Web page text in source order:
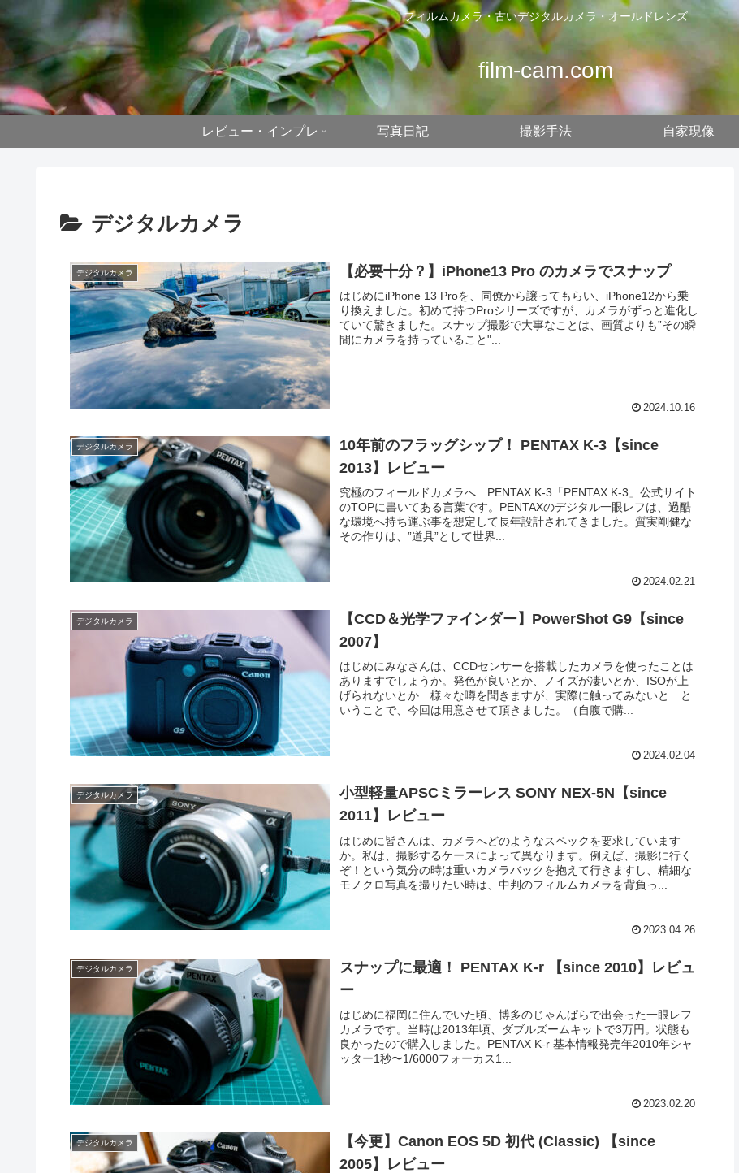
フィルムカメラ・古いデジタルカメラ・オールドレンズ
film-cam.com
レビュー・インプレ 写真日記 撮影手法 自家現像
デジタルカメラ
デジタルカメラ 【必要十分？】iPhone13 Pro のカメラでスナップ
はじめにiPhone 13 Proを、同僚から譲ってもらい、iPhone12から乗
り換えました。初めて持つProシリーズですが、カメラがずっと進化し
ていて驚きました。スナップ撮影で大事なことは、画質よりも”その瞬
間にカメラを持っていること"...
2024.10.16
デジタルカメラ
10年前のフラッグシップ！ PENTAX K-3【since
2013】レビュー
究極のフィールドカメラへ…PENTAX K-3「PENTAX K-3」公式サイト
のTOPに書いてある言葉です。PENTAXのデジタル一眼レフは、過酷
な環境へ持ち運ぶ事を想定して長年設計されてきました。質実剛健な
その作りは、”道具”として世界...
2024.02.21
デジタルカメラ
【CCD＆光学ファインダー】PowerShot G9【since
2007】
はじめにみなさんは、CCDセンサーを搭載したカメラを使ったことは
ありますでしょうか。発色が良いとか、ノイズが凄いとか、ISOが上
げられないとか…様々な噂を聞きますが、実際に触ってみないと…と
いうことで、今回は用意させて頂きました。（自腹で購...
2024.02.04
デジタルカメラ
小型軽量APSCミラーレス SONY NEX-5N【since
2011】レビュー
はじめに皆さんは、カメラへどのようなスペックを要求しています
か。私は、撮影するケースによって異なります。例えば、撮影に行く
ぞ！という気分の時は重いカメラバックを抱えて行きますし、精細な
モノクロ写真を撮りたい時は、中判のフィルムカメラを背負っ...
2023.04.26
デジタルカメラ
スナップに最適！ PENTAX K-r 【since 2010】レビュ
ー
はじめに福岡に住んでいた頃、博多のじゃんぱらで出会った一眼レフ
カメラです。当時は2013年頃、ダブルズームキットで3万円。状態も
良かったので購入しました。PENTAX K-r 基本情報発売年2010年シャ
ッター1秒〜1/6000フォーカス1...
2023.02.20
デジタルカメラ
【今更】Canon EOS 5D 初代 (Classic) 【since
2005】レビュー